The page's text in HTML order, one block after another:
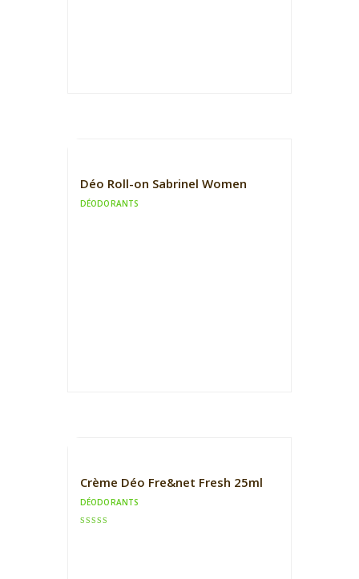
Déo Roll-on Sabrinel Women
DÉODORANTS
Crème Déo Fre&net Fresh 25ml
DÉODORANTS